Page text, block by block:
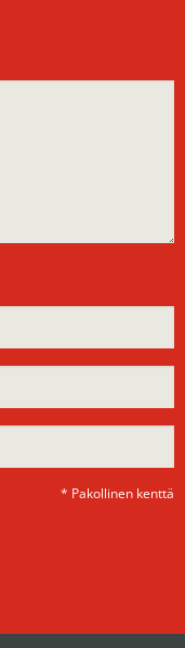
* Pakollinen kenttä